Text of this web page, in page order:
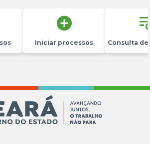
Iniciar processos Consulta